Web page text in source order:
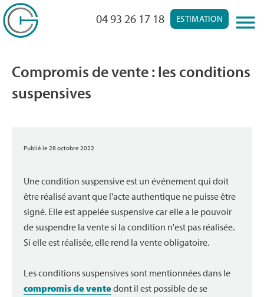
ESTIMATION
04 93 26 17 18
Compromis de vente : les conditions
suspensives
Publié le 28 octobre 2022
Une condition suspensive est un événement qui doit
être réalisé avant que l'acte authentique ne puisse être
signé. Elle est appelée suspensive car elle a le pouvoir
de suspendre la vente si la condition n'est pas réalisée.
Si elle est réalisée, elle rend la vente obligatoire.
Les conditions suspensives sont mentionnées dans le
compromis de ventedont il est possible de se